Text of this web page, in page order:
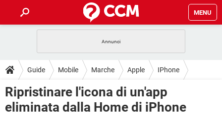
MENU
INTRATTENIMENTO ANDROID
iOS WINDOWS 10
INSTAGRAM WHATSAPP
GUIDE
COVID-19 GAMING
INTRATTENIMENTO ANDROID
DOWNLOAD
COVID-19 GAMING
FORUM
Guide Mobile Marche Apple IPhone
Ripristinare l'icona di un'app
eliminata dalla Home di iPhone